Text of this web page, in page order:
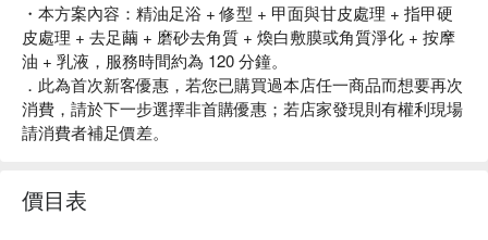
・本方案內容：精油足浴 + 修型 + 甲面與甘皮處理 + 指甲硬
皮處理 + 去足繭 + 磨砂去角質 + 煥白敷膜或角質淨化 + 按摩
油 + 乳液，服務時間約為 120 分鐘。
．此為首次新客優惠，若您已購買過本店任一商品而想要再次
消費，請於下一步選擇非首購優惠；若店家發現則有權利現場
請消費者補足價差。
價目表